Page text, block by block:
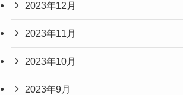
2023年12月
2023年11月
2023年10月
2023年9月